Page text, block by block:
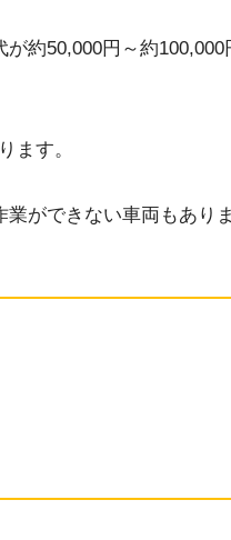
約50,000円～約100,000
ます。
ができない車両もあり